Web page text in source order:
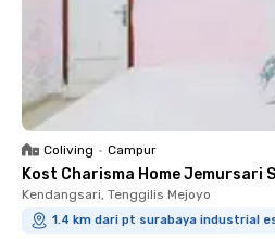
Coliving • Campur
Kost Charisma Home Jemursari
Kendangsari, Tenggilis Mejoyo
1.4 km dari pt surabaya industrial